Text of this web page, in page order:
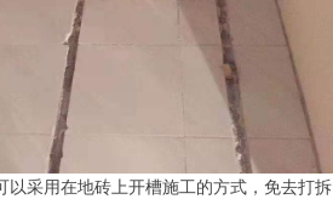
以采用在地砖上开槽施工的方式，免去打拆